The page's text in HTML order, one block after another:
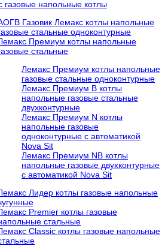
газовые напольные котлы
Газовик Лемакс котлы напольные
стальные одноконтурные
Премиум котлы напольные
стальные
Лемакс Премиум котлы напольные
газовые стальные одноконтурные
Лемакс Премиум B котлы
напольные газовые стальные
двухконтурные
Лемакс Премиум N котлы
напольные газовые
одноконтурные c автоматикой
Nova Sit
Лемакс Премиум NB котлы
напольные газовые двухконтурные
c автоматикой Nova Sit
Лидер котлы газовые напольные
Premier котлы газовые
стальные
Classic котлы газовые напольные